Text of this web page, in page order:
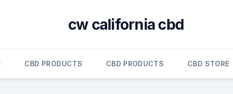
cw california cbd
CBD PRODUCTS CBD PRODUCTS CBD STORE